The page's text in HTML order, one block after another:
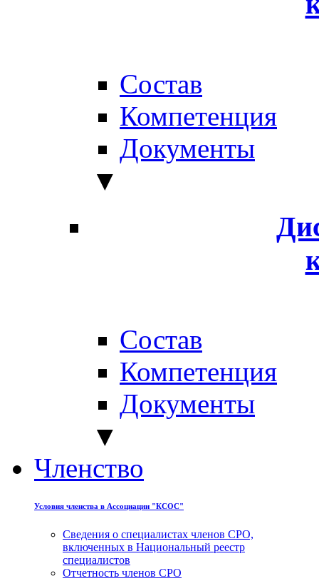
Состав
Компетенция
Документы
▼
Состав
Компетенция
Документы
▼
Членство
Условия членства в Ассоциации "КСОС"
Сведения о специалистах членов СРО,
включенных в Национальный реестр
специалистов
Отчетность членов СРО